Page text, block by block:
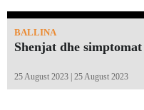
BALLINA
Shenjat dhe
25 August 2023 | 25 August 2023